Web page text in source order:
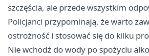
szczęścia, ale przede wszystkim
Policjanci przypominają, że warto
ostrożność i stosować się do kilku
Nie wchodź do wody po spożyciu